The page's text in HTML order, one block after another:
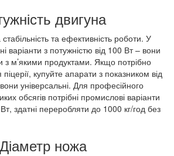
двигуна
та ефективність роботи. У
варіанти з потужністю від 100 Вт – вони
з м’якими продуктами. Якщо потрібно
купуйте апарати з показником від
універсальні. Для професійного
обсягів потрібні промислові варіанти
здатні переробляти до 1000 кг/год без
Діаметр ножа